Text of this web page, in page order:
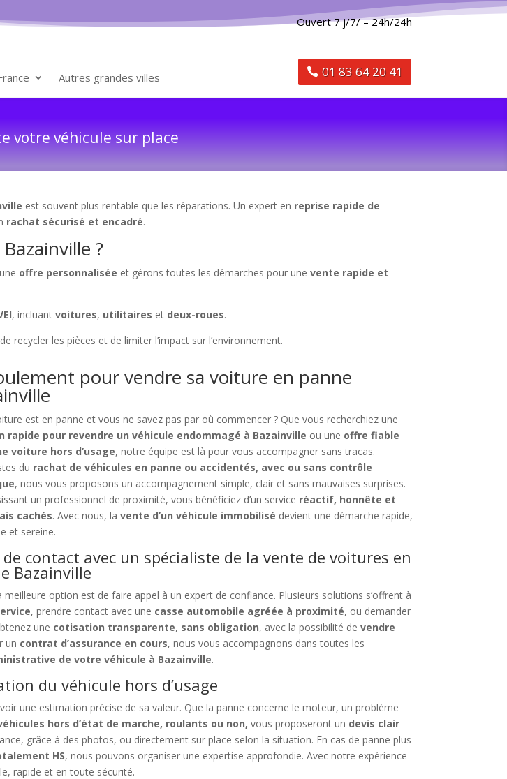
Autres grandes villes
Ouvert 7 j/7/ – 24h/24h
01 83 64 20 41
votre véhicule sur place
est souvent plus rentable que les réparations. Un expert en reprise rapide de
rachat sécurisé et encadré.
?
offre personnalisée et gérons toutes les démarches pour unevente rapide et
, incluantvoitures, utilitaires et deux-roues.
les pièces et de limiter l’impact sur l’environnement.
pour vendre sa voiture en panne
est en panne et vous ne savez pas par où commencer ? Que vous recherchiez une
rapide pour revendre un véhicule endommagé à Bazainville ou une offre fiable
voiture hors d’usage, notre équipe est là pour vous accompagner sans tracas.
du rachat de véhicules en panne ou accidentés, avec ou sans contrôle
, nous vous proposons un accompagnement simple, clair et sans mauvaises surprises.
un professionnel de proximité, vous bénéficiez d’un service réactif, honnête et
cachés. Avec nous, lavente d’un véhicule immobilisé devient une démarche rapide,
et sereine.
de contact avec un spécialiste de la vente de voitures en
Bazainville
option est de faire appel à un expert de confiance. Plusieurs solutions s’offrent à
, prendre contact avec une casse automobile agréée à proximité, ou demander
une cotisation transparente, sans obligation, avec la possibilité devendre
un contrat d’assurance en cours, nous vous accompagnons dans toutes les
de votre véhicule à Bazainville.
du véhicule hors d’usage
une estimation précise de sa valeur. Que la panne concerne le moteur, un problème
hors d’état de marche, roulants ou non, vous proposeront un devis clair
grâce à des photos, ou directement sur place selon la situation. En cas de panne plus
HS, nous pouvons organiser une expertise approfondie. Avec notre expérience
rapide et en toute sécurité.